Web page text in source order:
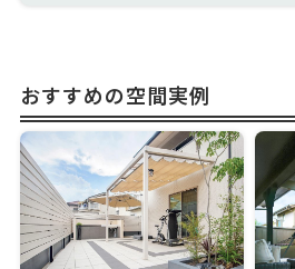
おすすめの空間実例